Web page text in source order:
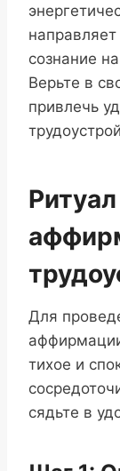
сознание
Верьте в
привлечь
Для
тихое и
сядьте в